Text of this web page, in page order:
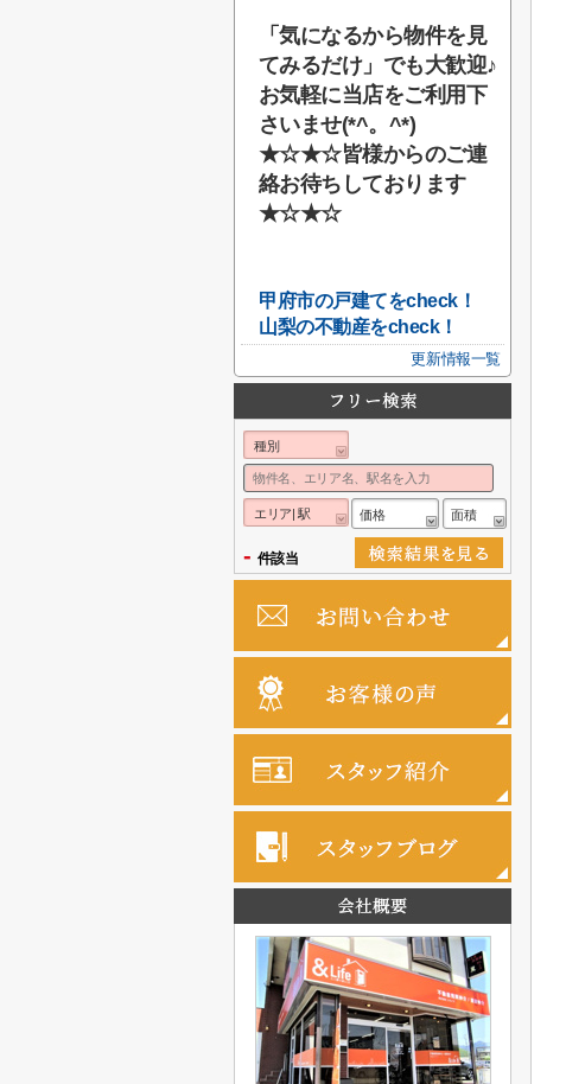
「気になるから物件を見
てみるだけ」でも大歓迎♪
お気軽に当店をご利用下
さいませ(*^。^*)
★☆★☆皆様からのご連
絡お待ちしております
★☆★☆
甲府市の戸建てをcheck！
山梨の不動産をcheck！
更新情報一覧
種別
エリア| 駅 価格 面積
- 件該当